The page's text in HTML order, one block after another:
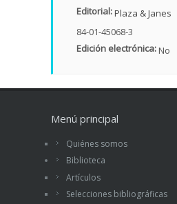
Editorial:Plaza & Janes
84-01-45068-3
Edición electrónica:No
Menú principal
Quiénes somos
Biblioteca
Artículos
Selecciones bibliográficas